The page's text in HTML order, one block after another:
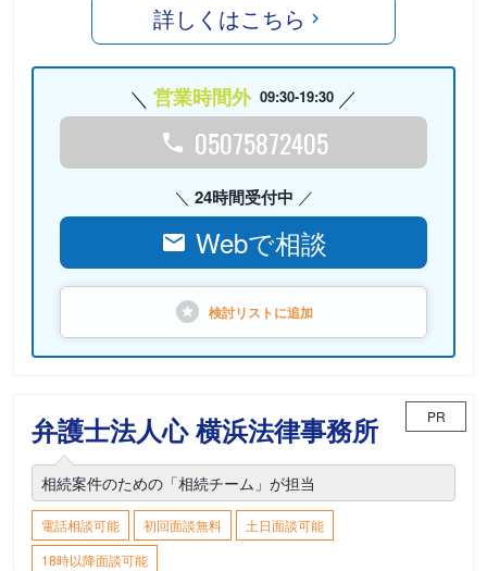
詳しくはこちら
営業時間外 09:30-19:30
05075872405
24時間受付中
Webで相談
検討リストに追加
弁護士法人心 横浜法律事務所 PR
相続案件のための「相続チーム」が担当
電話相談可能 初回面談無料
土日面談可能
18時以降面談可能